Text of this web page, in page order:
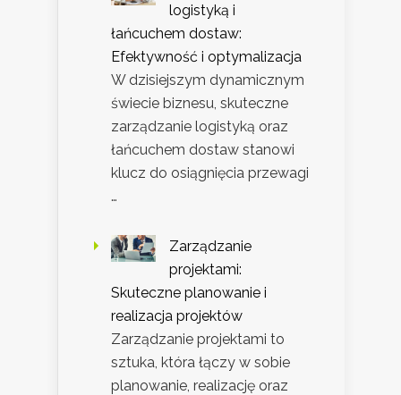
logistyką i
łańcuchem dostaw:
Efektywność i optymalizacja
W dzisiejszym dynamicznym
świecie biznesu, skuteczne
zarządzanie logistyką oraz
łańcuchem dostaw stanowi
klucz do osiągnięcia przewagi
…
Zarządzanie
projektami:
Skuteczne planowanie i
realizacja projektów
Zarządzanie projektami to
sztuka, która łączy w sobie
planowanie, realizację oraz